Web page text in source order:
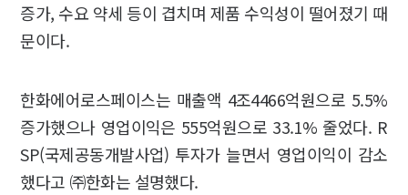
증가, 수요 약세 등이 겹치며 제품 수익성이 떨어졌기 때
문이다.
한화에어로스페이스는 매출액 4조4466억원으로 5.5%
증가했으나 영업이익은 555억원으로 33.1% 줄었다. R
SP(국제공동개발사업) 투자가 늘면서 영업이익이 감소
했다고 ㈜한화는 설명했다.